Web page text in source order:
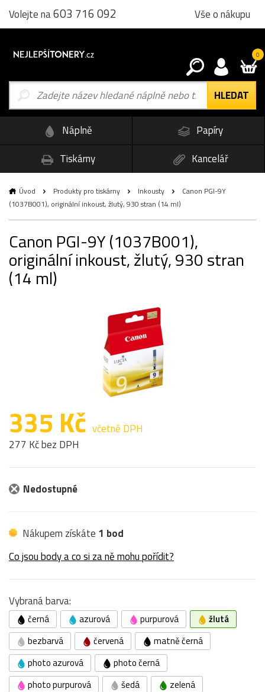
Volejte na603 716 092 Vše o nákupu
0
Náplně
Papíry
Tiskárny
Kancelář
Úvod Produkty pro tiskárny Inkousty
Canon PGI-9Y
(1037B001), originální inkoust, žlutý, 930 stran (14 ml)
Canon PGI-9Y (1037B001),
originální inkoust, žlutý, 930 stran
(14 ml)
335 Kč včetně DPH
277 Kč bez DPH
Nedostupné
Nákupem získáte 1 bod
Co jsou body a co si za ně mohu pořídit?
Vybraná barva:
černá azurová purpurová
žlutá
bezbarvá
červená
matně černá
photo azurová
photo černá
photo purpurová
šedá
zelená